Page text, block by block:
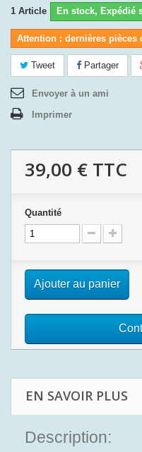
1 Article En stock, Expédié
Attention : dernières pièces
Tweet Partager
Envoyer à un ami
Imprimer
39,00 € TTC
Quantité
Ajouter au panier
EN SAVOIR PLUS
Description: